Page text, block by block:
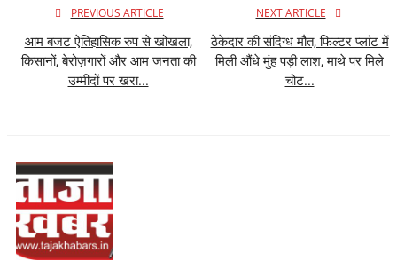
PREVIOUS ARTICLE
आम बजट ऐतिहासिक रुप से खोखला,
किसानों, बेरोज़गारों और आम जनता की
उम्मीदों पर खरा...
NEXT ARTICLE
ठेकेदार की संदिग्ध मौत, फिल्टर प्लांट में
मिली औंधे मुंह पड़ी लाश, माथे पर मिले
चोट...